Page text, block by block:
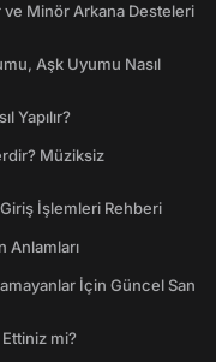
ve Minör Arkana Desteleri
Aşk Uyumu Nasıl
Yapılır?
Müziksiz
Giriş İşlemleri Rehberi
Anlamları
İçin Güncel San
mi?